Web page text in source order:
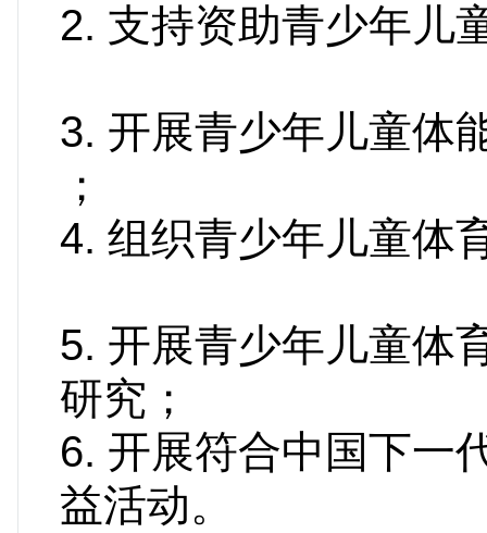
2. 支持资助青少年儿
3. 开展青少年儿童体
4. 组织青少年儿童
5. 开展青少年儿童体
研
6. 开展符合中国下一
益